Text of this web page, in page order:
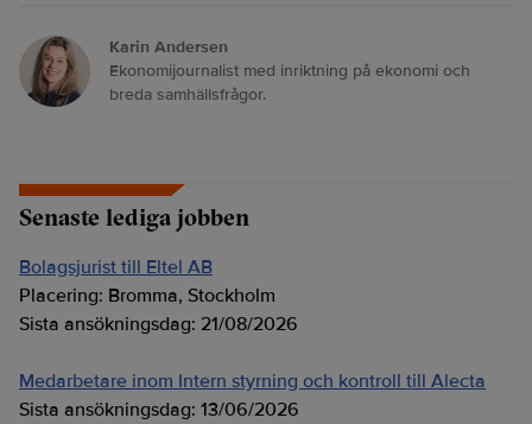
Karin Andersen
Ekonomijournalist med inriktning på ekonomi och
breda samhällsfrågor.
Senaste lediga jobben
Bolagsjurist till Eltel AB
Placering: Bromma, Stockholm
Sista ansökningsdag: 21/08/2026
Medarbetare inom Intern styrning och kontroll till Alecta
Sista ansökningsdag: 13/06/2026